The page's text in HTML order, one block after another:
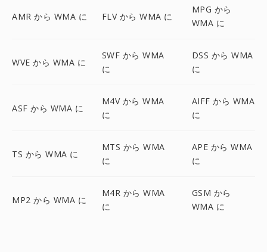
AMR から WMA に FLV から WMA に
MPG から
WMA に
WVE から WMA に
SWF から WMA
に
DSS から WMA
に
ASF から WMA に
M4V から WMA
に
AIFF から WMA
に
TS から WMA に
MTS から WMA
に
APE から WMA
に
MP2 から WMA に
M4R から WMA
に
GSM から
WMA に